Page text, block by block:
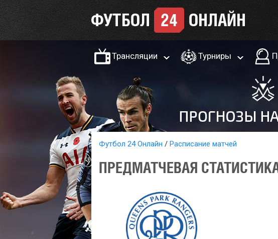
Трансляции Турниры
Футбол 24 Онлайн Расписание матчей
ПРЕДМАТЧЕВАЯ